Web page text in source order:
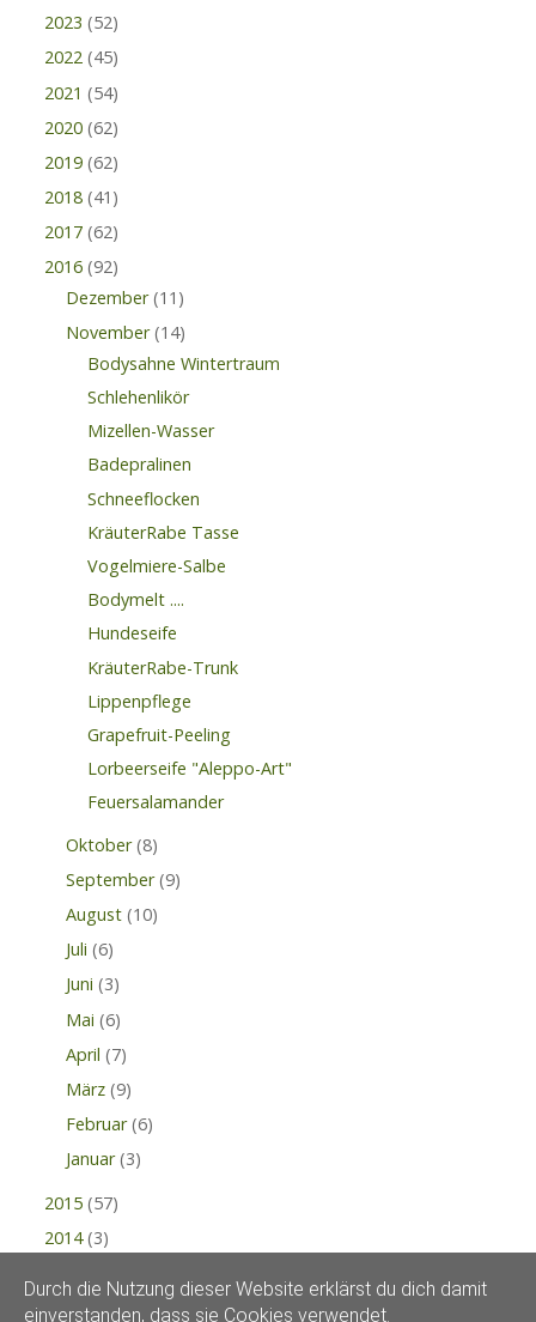
2023 (52)
2022 (45)
2021 (54)
2020 (62)
2019 (62)
2018 (41)
2017 (62)
2016 (92)
Dezember (11)
November (14)
Bodysahne Wintertraum
Schlehenlikör
Mizellen-Wasser
Badepralinen
Schneeflocken
KräuterRabe Tasse
Vogelmiere-Salbe
Bodymelt ....
Hundeseife
KräuterRabe-Trunk
Lippenpflege
Grapefruit-Peeling
Lorbeerseife "Aleppo-Art"
Feuersalamander
Oktober (8)
September (9)
August (10)
Juli (6)
Juni (3)
Mai (6)
April (7)
März (9)
Februar (6)
Januar (3)
2015 (57)
2014 (3)
Durch die Nutzung dieser Website erklärst du dich damit
einverstanden, dass sie Cookies verwendet.